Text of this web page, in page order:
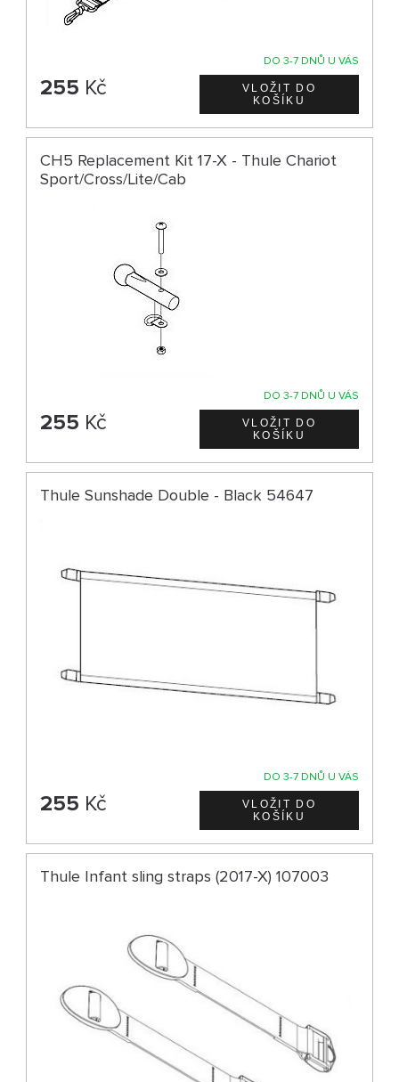
DO 3-7 DNŮ U VÁS
255 Kč
CH5 Replacement Kit 17-X - Thule Chariot
Sport/Cross/Lite/Cab
DO 3-7 DNŮ U VÁS
255 Kč
Thule Sunshade Double - Black 54647
DO 3-7 DNŮ U VÁS
255 Kč
Thule Infant sling straps (2017-X) 107003